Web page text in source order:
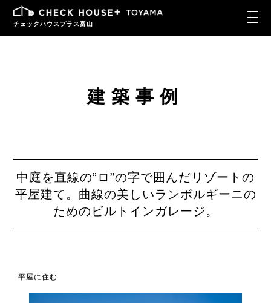
チェックハウスプラス富山
建築事例
中庭を直線の”ロ”の字で囲んだリゾートの
平屋建て。曲線の美しいランボルギーニの
ためのビルトインガレージ。
平屋に住む